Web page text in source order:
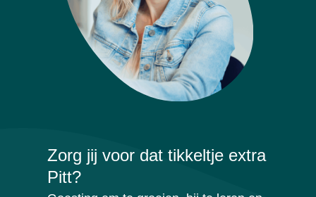
Zorg jij voor dat tikkeltje extra
Pitt?